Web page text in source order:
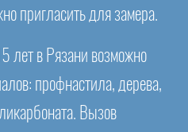
пригласить для замера.
лет в Рязани возможно
профнастила, дерева,
Вызов